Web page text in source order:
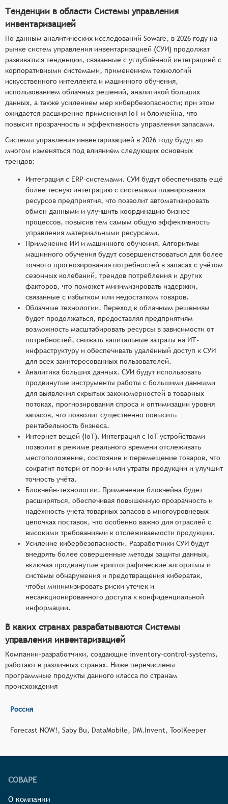
Тенденции в области Системы управления
инвентаризацией
По данным аналитических исследований Soware, в 2026 году на
рынке систем управления инвентаризацией (СУИ) продолжат
развиваться тенденции, связанные с углублённой интеграцией с
корпоративными системами, применением технологий
искусственного интеллекта и машинного обучения,
использованием облачных решений, аналитикой больших
данных, а также усилением мер кибербезопасности; при этом
ожидается расширение применения IoT и блокчейна, что
повысит прозрачность и эффективность управления запасами.
Системы управления инвентаризацией в 2026 году будут во
многом изменяться под влиянием следующих основных
трендов:
Интеграция с ERP-системами. СУИ будут обеспечивать ещё
более тесную интеграцию с системами планирования
ресурсов предприятия, что позволит автоматизировать
обмен данными и улучшить координацию бизнес-
процессов, повысив тем самым общую эффективность
управления материальными ресурсами.
Применение ИИ и машинного обучения. Алгоритмы
машинного обучения будут совершенствоваться для более
точного прогнозирования потребностей в запасах с учётом
сезонных колебаний, трендов потребления и других
факторов, что поможет минимизировать издержки,
связанные с избытком или недостатком товаров.
Облачные технологии. Переход к облачным решениям
будет продолжаться, предоставляя предприятиям
возможность масштабировать ресурсы в зависимости от
потребностей, снижать капитальные затраты на ИТ-
инфраструктуру и обеспечивать удалённый доступ к СУИ
для всех заинтересованных пользователей.
Аналитика больших данных. СУИ будут использовать
продвинутые инструменты работы с большими данными
для выявления скрытых закономерностей в товарных
потоках, прогнозирования спроса и оптимизации уровня
запасов, что позволит существенно повысить
рентабельность бизнеса.
Интернет вещей (IoT). Интеграция с IoT-устройствами
позволит в режиме реального времени отслеживать
местоположение, состояние и перемещение товаров, что
сократит потери от порчи или утраты продукции и улучшит
точность учёта.
Блокчейн-технологии. Применение блокчейна будет
расширяться, обеспечивая повышенную прозрачность и
надёжность учёта товарных запасов в многоуровневых
цепочках поставок, что особенно важно для отраслей с
высокими требованиями к отслеживаемости продукции.
Усиление кибербезопасности. Разработчики СУИ будут
внедрять более совершенные методы защиты данных,
включая продвинутые криптографические алгоритмы и
системы обнаружения и предотвращения кибератак,
чтобы минимизировать риски утечек и
несанкционированного доступа к конфиденциальной
информации.
В каких странах разрабатываются Системы
управления инвентаризацией
Компании-разработчики, создающие inventory-control-systems,
работают в различных странах. Ниже перечислены
программные продукты данного класса по странам
происхождения
Россия
Forecast NOW!, Saby Bu, DataMobile, DM.Invent, ToolKeeper
СОВАРЕ
О компании